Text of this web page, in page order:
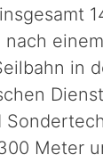
in
Meter